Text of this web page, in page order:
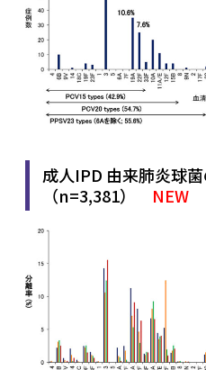
成人IPD 由来肺炎球
（n=3,381） NEW